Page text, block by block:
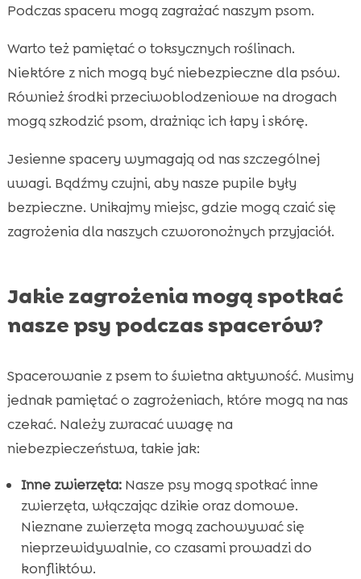
Podczas spaceru mogą zagrażać naszym psom.
Warto też pamiętać o toksycznych roślinach.
Niektóre z nich mogą być niebezpieczne dla psów.
Również środki przeciwoblodzeniowe na drogach
mogą szkodzić psom, drażniąc ich łapy i skórę.
Jesienne spacery wymagają od nas szczególnej
uwagi. Bądźmy czujni, aby nasze pupile były
bezpieczne. Unikajmy miejsc, gdzie mogą czaić się
zagrożenia dla naszych czworonożnych przyjaciół.
Jakie zagrożenia mogą spotkać
nasze psy podczas spacerów?
Spacerowanie z psem to świetna aktywność. Musimy
jednak pamiętać o zagrożeniach, które mogą na nas
czekać. Należy zwracać uwagę na
niebezpieczeństwa, takie jak:
Inne zwierzęta:Nasze psy mogą spotkać inne
zwierzęta, włączając dzikie oraz domowe.
Nieznane zwierzęta mogą zachowywać się
nieprzewidywalnie, co czasami prowadzi do
konfliktów.